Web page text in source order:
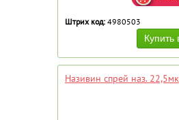
Штрих код: 4980503
Називин спрей наз.